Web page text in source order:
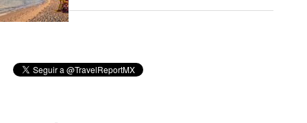
Icon Park es un destino de entretenimiento que
espacios de entretenimiento. Reúne varias de las